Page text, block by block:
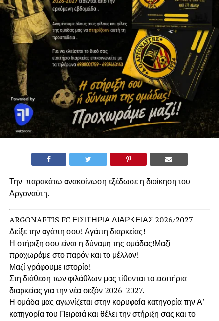
Την παρακάτω ανακοίνωση εξέδωσε η διοίκηση του
Αργοναύτη.
ARGONAFTIS FC ΕΙΣΙΤΗΡΙΑ ΔΙΑΡΚΕΙΑΣ 2026/2027
Δείξε την αγάπη σου! Αγάπη διαρκείας!
Η στήριξη σου είναι η δύναμη της ομάδας!Μαζί
προχωράμε στο παρόν και το μέλλον!
Μαζί γράφουμε ιστορία!
Στη διάθεση των φιλάθλων μας τίθονται τα εισιτήρια
διαρκείας για την νέα σεζόν 2026-2027.
Η ομάδα μας αγωνίζεται στην κορυφαία κατηγορία την Α’
κατηγορία του Πειραιά και θέλει την στήριξη σας και το